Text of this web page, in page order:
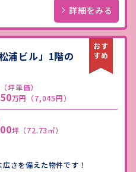
詳細をみる
浦ビル」1階の
坪単価）
万円 （7,045円）
坪 （72.73㎡）
さを備えた物件です！